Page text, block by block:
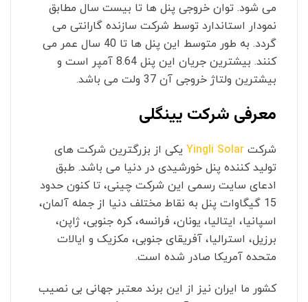
می شود. توان خروجی پنل ها تا بیست سال مطابق
نمودار استاندارد توسط شرکت سازنده گارانتی می
گردد. به طور متوسط این پنل ها تا 40 سال عمر می
کنند. بیشترین جریان این پنل 8.64 آمپر است و
بیشترین ولتاژ خروجی آن 37 ولت می باشد.
معرفی شرکت یینگلی
شرکت Yingli Solar یکی از بزرگترین شرکت های
تولید کننده پنل خورشیدی در دنیا می باشد. طبق
ادعای سایت رسمی این شرکت چینی، تا کنون حدود
15 گیگاوات پنل به نقاط مختلف دنیا از جمله آلمان،
اسپانیا، ایتالیا، یونان، فرانسه، کره جنوبی، ژاپن،
برزیل، استرالیا، آفریقای جنوبی، مکزیک و ایالات
متحده آمریکا صادر شده است.
کشور ما ایران نیز از این برند معتبر جهانی بی نصیب